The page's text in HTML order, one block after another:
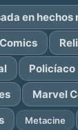
en hechos
Comics
Policíaco
Marvel
Metacine